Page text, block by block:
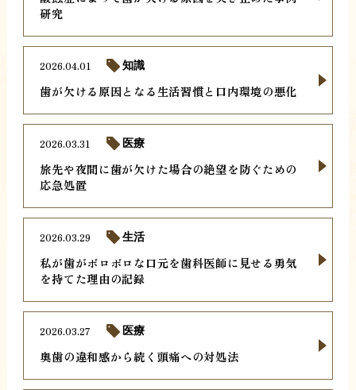
研究
歯が欠ける原因となる生活習慣と口内環境の悪化
2026.04.01 知識
旅先や夜間に歯が欠けた場合の絶望を防ぐための
応急処置
2026.03.31 医療
私が歯がボロボロな口元を歯科医師に見せる勇気
を持てた理由の記録
2026.03.29 生活
奥歯の違和感から続く頭痛への対処法
2026.03.27 医療